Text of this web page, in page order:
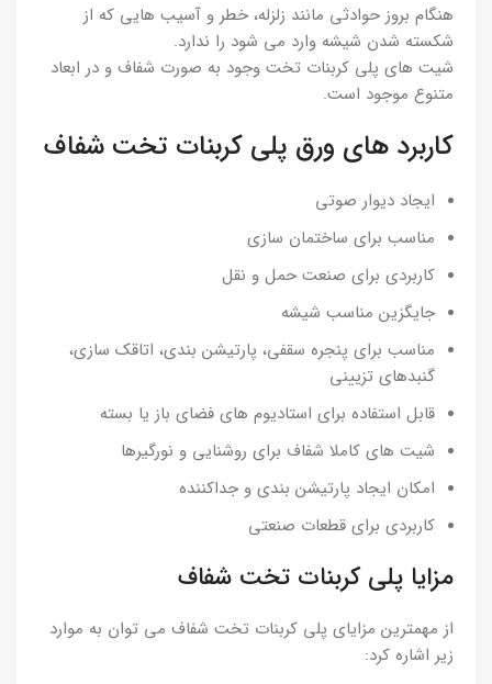
هنگام بروز حوادثی مانند زلزله، خطر و آسیب هایی که از
شکسته شدن شیشه وارد می شود را ندارد.
شیت های پلی کربنات تخت وجود به صورت شفاف و در ابعاد
متنوع موجود است.
کاربرد های ورق پلی کربنات تخت شفاف
ایجاد دیوار صوتی
مناسب برای ساختمان سازی
کاربردی برای صنعت حمل و نقل
جایگزین مناسب شیشه
مناسب برای پنجره سقفی، پارتیشن بندی، اتاقک سازی،
گنبدهای تزیینی
قابل استفاده برای استادیوم های فضای باز یا بسته
شیت های کاملا شفاف برای روشنایی و نورگیرها
امکان ایجاد پارتیشن بندی و جداکننده
کاربردی برای قطعات صنعتی
مزایا پلی کربنات تخت شفاف
از مهمترین مزایای پلی کربنات تخت شفاف می توان به موارد
زیر اشاره کرد: